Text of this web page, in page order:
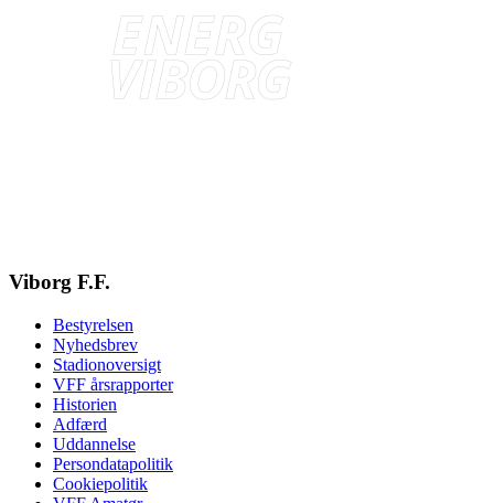
Viborg F.F.
Bestyrelsen
Nyhedsbrev
Stadionoversigt
VFF årsrapporter
Historien
Adfærd
Uddannelse
Persondatapolitik
Cookiepolitik